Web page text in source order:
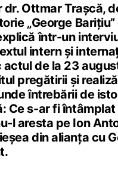
Ottmar Trașcă,
„George Barițiu”
într-un
intern și
actul de la 23
pregătirii și
întrebării de
Ce s-ar fi întâmplat
l aresta pe Ion
din alianța cu